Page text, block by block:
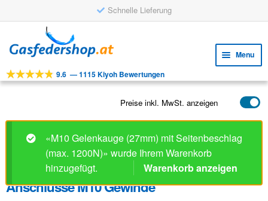
Schnelle Lieferung
to
navigation
to
content
Menu
WERKZEUGE
menu
KUNDENSERVICE
9.6 —1115 Kiyoh Bewertungen
Preise inkl. MwSt. anzeigen
«M10 Gelenkauge (27mm) mit Seitenbeschlag
(max. 1200N)» wurde Ihrem Warenkorb
hinzugefügt.
Warenkorb anzeigen
Anschlüsse M10 Gewinde